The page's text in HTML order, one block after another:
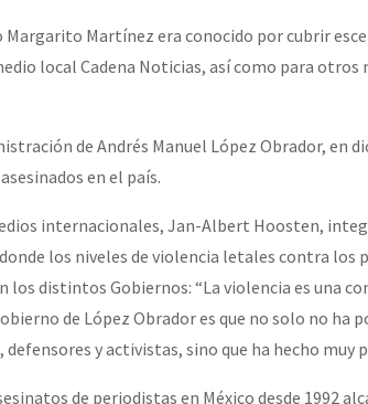
Martínez era conocido por cubrir
local Cadena Noticias, así como para otros
de Andrés Manuel López Obrador, en
en el país.
internacionales, Jan-Albert Hoosten,
los niveles de violencia letales contra los
los distintos Gobiernos: “La violencia es una
de López Obrador es que no solo no ha
y activistas, sino que ha hecho muy
de periodistas en México desde 1992